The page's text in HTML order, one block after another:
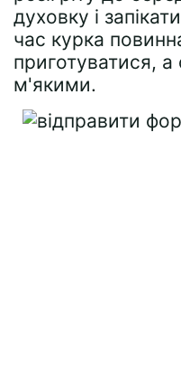
духовку і
час курка
приготуватися, а
м'якими.